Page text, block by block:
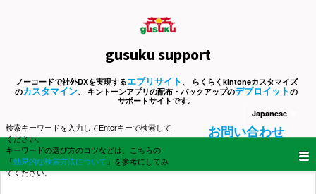
gusuku support
ノーコードで社外DXを実現するエブリサイト 、 らくらくkintoneカスタマイズ
のカスタマイン、 キントーンアプリの配布・バックアップのデプロイットの
サポートサイトです。
Japanese
検索キーワードを入力してEnterキーで検索して
ください。
キーワードの選び方のコツなどは、こちらの
「効果的な検索方法について 」を参考にしてみ
てください。
お問い合わせ